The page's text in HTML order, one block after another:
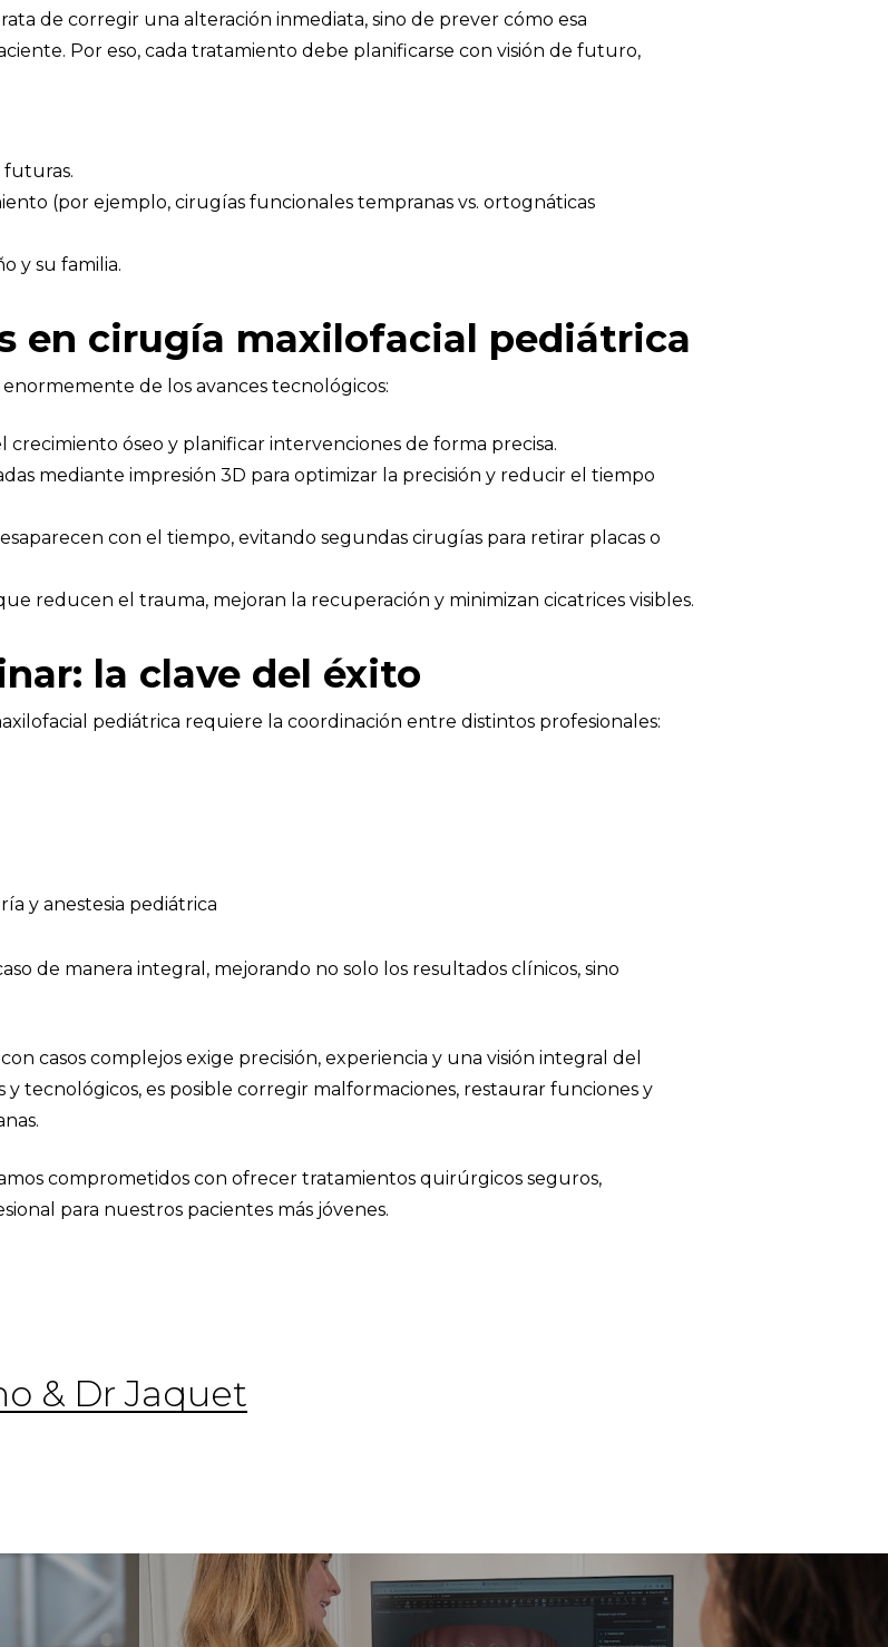
de corregir una alteración inmediata, sino de prever cómo esa
Por eso, cada tratamiento debe planificarse con visión de futuro,
futuras.
(por ejemplo, cirugías funcionales tempranas vs. ortognáticas
y su familia.
en cirugía maxilofacial pediátrica
de los avances tecnológicos:
crecimiento óseo y planificar intervenciones de forma precisa.
mediante impresión 3D para optimizar la precisión y reducir el tiempo
con el tiempo, evitando segundas cirugías para retirar placas o
reducen el trauma, mejoran la recuperación y minimizan cicatrices visibles.
la clave del éxito
pediátrica requiere la coordinación entre distintos profesionales:
y anestesia pediátrica
de manera integral, mejorando no solo los resultados clínicos, sino
casos complejos exige precisión, experiencia y una visión integral del
y tecnológicos, es posible corregir malformaciones, restaurar funciones y
comprometidos con ofrecer tratamientos quirúrgicos seguros,
para nuestros pacientes más jóvenes.
& Dr Jaquet